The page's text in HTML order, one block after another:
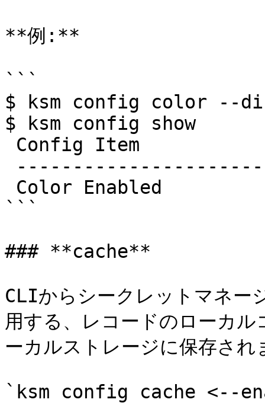
**例:**
```
$ ksm config color --
$ ksm config show
```
### **cache**
CLIからシークレットマネー
用する、レコードのローカ
ーカルストレージに保存され
`ksm config cache <--